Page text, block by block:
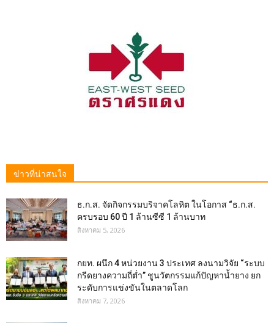
ข่าวที่น่าสนใจ
ธ.ก.ส. จัดกิจกรรมบริจาคโลหิต ในโอกาส “ธ.ก.ส.
ครบรอบ 60 ปี 1 ล้านซีซี 1 ล้านบาท
สิงหาคม 5, 2026
กยท. ผนึก 4 หน่วยงาน 3 ประเทศ ลงนามวิจัย “ระบบ
กรีดยางความถี่ต่ำ” ชูนวัตกรรมแก้ปัญหาน้ำยาง ยก
ระดับการแข่งขันในตลาดโลก
สิงหาคม 7, 2026